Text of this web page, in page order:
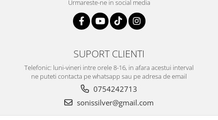
Urmareste-ne in social media
SUPORT CLIENTI
Telefonic: luni-vineri intre orele 8-16, in afara acestui interval
ne puteti contacta pe whatsapp sau pe adresa de email
0754242713
sonissilver@gmail.com